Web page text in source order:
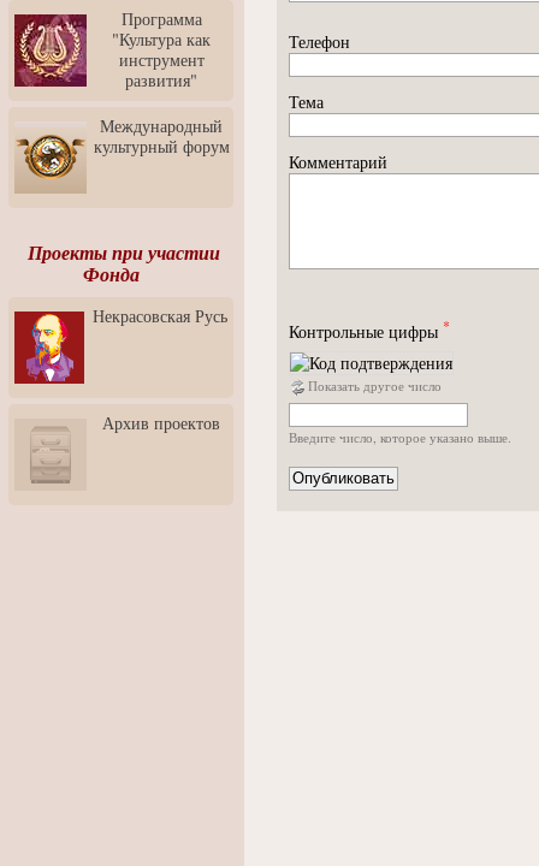
"Притяжение" в центре
ЛЕКСУС - ЯРОСЛАВЛЬ
Презентация выставки
Зураба Церетели
Пресс-конференция к
открытию выставки Зураба
Церетели
Фестиваль уличной
Отчётный концерт детского
театра танца "Задоринка"
Профессионалов - Эпизод
3: Обусловленности
человека и их влияние на
карьеру
скульптором Дмитрием
Тугариновым
АртБульвар в День города
Программа
"Культура как
инструмент
развития"
Международный
культурный форум
Проекты при участии
Фонда
Некрасовская Русь
Архив проектов
Телефон
Тема
Комментарий
Контрольные цифры *
Показать другое число
Введите число, которое указано выше.